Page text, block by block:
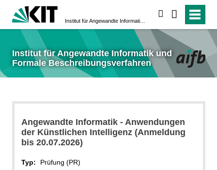
Institut für Angewandte Informatik und
Formale Beschreibungsverfahren
Angewandte Informatik - Anwendungen
der Künstlichen Intelligenz (Anmeldung
bis 20.07.2026)
Typ:
Prüfung (PR)